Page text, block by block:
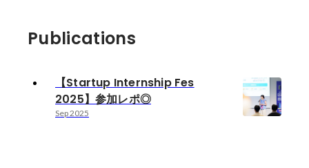
Publications
【Startup Internship Fes
2025】参加レポ◎
Sep 2025